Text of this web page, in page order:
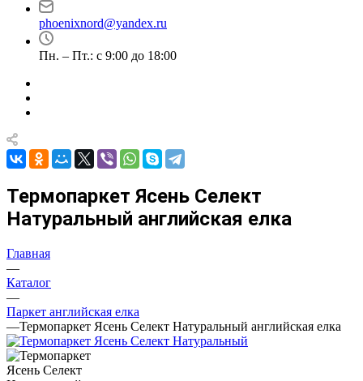
phoenixnord@yandex.ru
Пн. – Пт.: с 9:00 до 18:00
Термопаркет Ясень Селект
Натуральный английская елка
Главная
—
Каталог
—
Паркет английская елка
—Термопаркет Ясень Селект Натуральный английская елка